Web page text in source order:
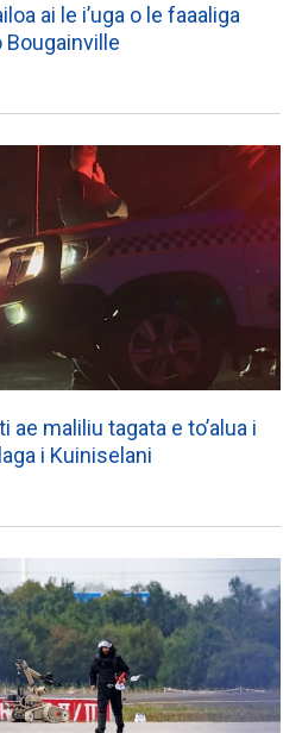
ai le i’uga o le faaaliga
Bougainville
maliliu tagata e to’alua i
i Kuiniselani